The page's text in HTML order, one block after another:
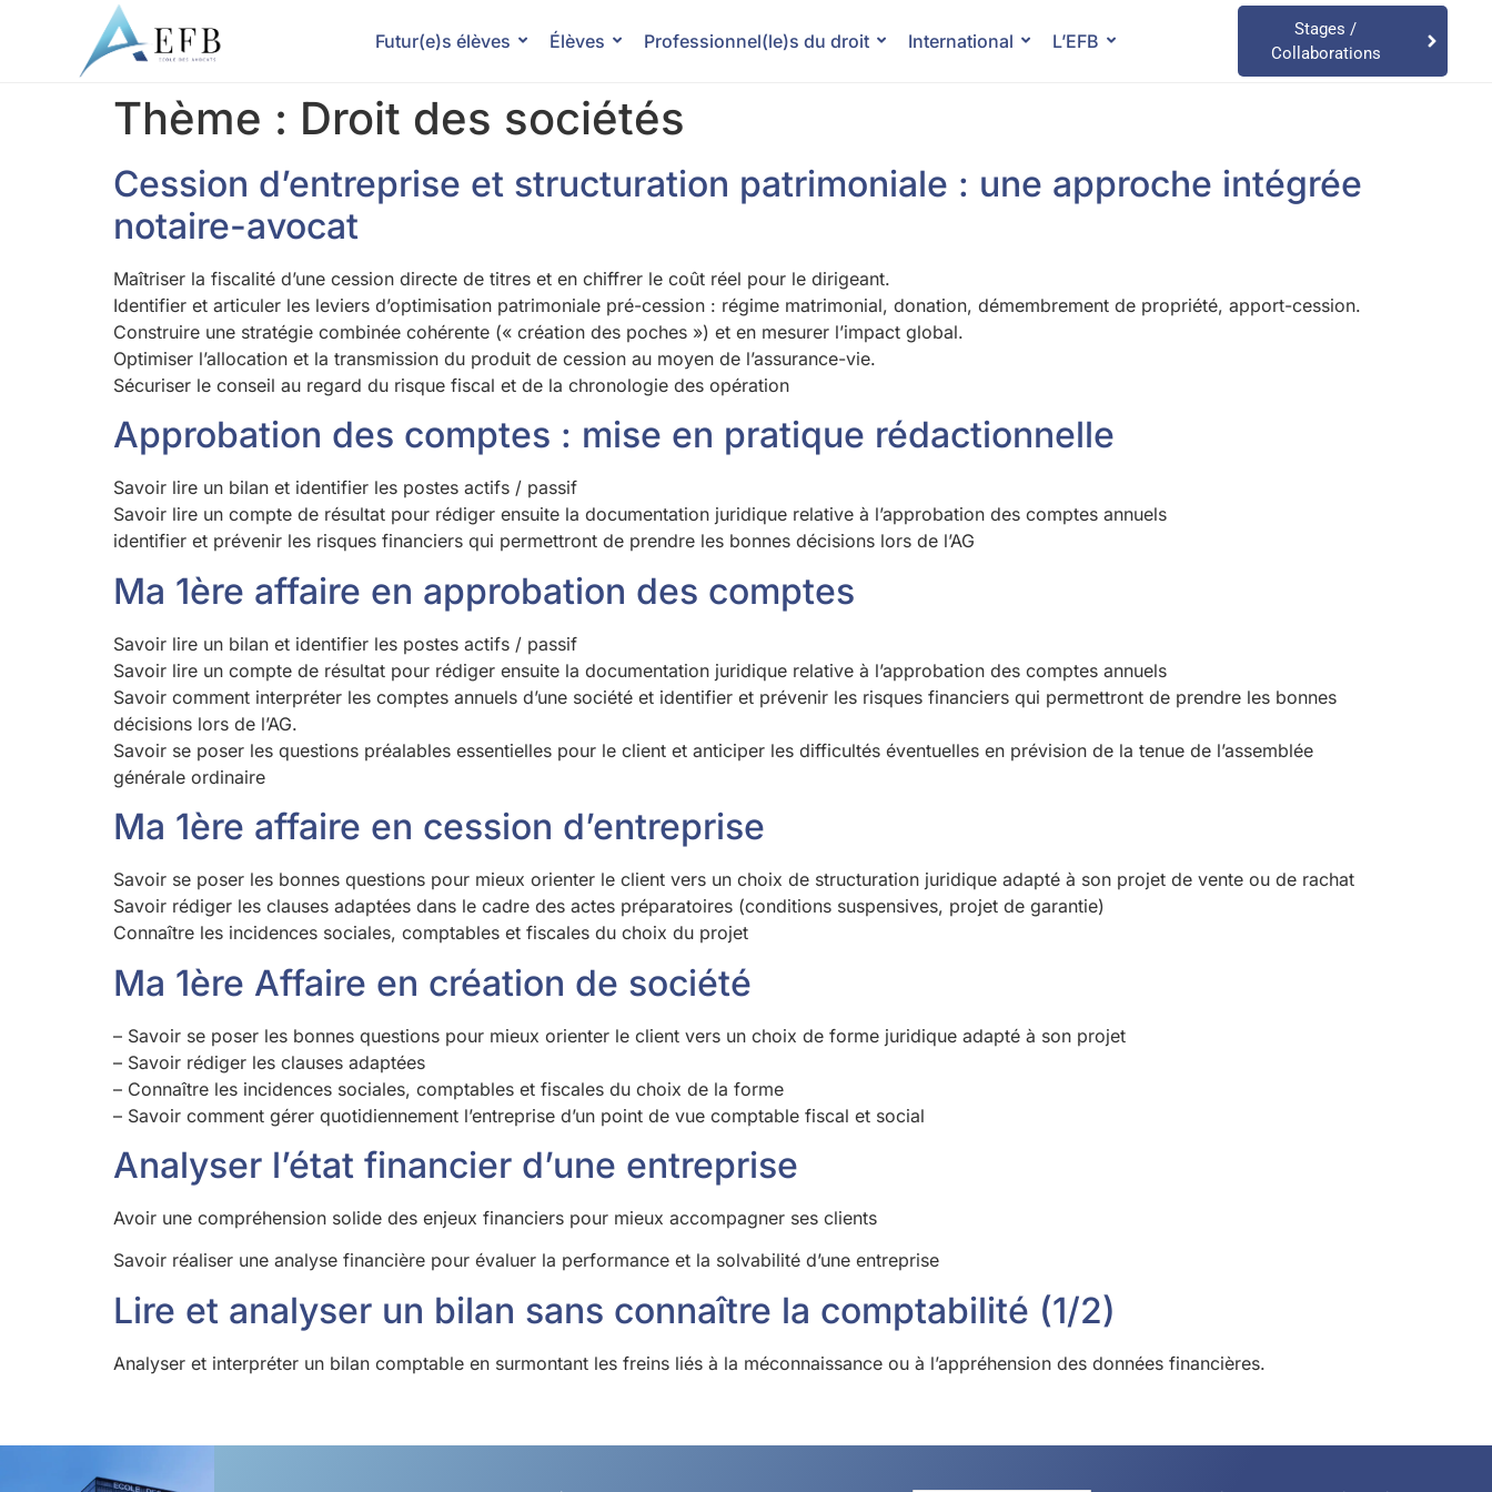
Futur(e)s élèves Élèves Professionnel(le)s du droit International L’EFB
Stages /
Collaborations
Thème : Droit des sociétés
Cession d’entreprise et structuration patrimoniale : une approche intégrée
notaire-avocat
Maîtriser la fiscalité d’une cession directe de titres et en chiffrer le coût réel pour le dirigeant.
Identifier et articuler les leviers d’optimisation patrimoniale pré-cession : régime matrimonial, donation, démembrement de propriété, apport-cession.
Construire une stratégie combinée cohérente (« création des poches ») et en mesurer l’impact global.
Optimiser l’allocation et la transmission du produit de cession au moyen de l’assurance-vie.
Sécuriser le conseil au regard du risque fiscal et de la chronologie des opération
Approbation des comptes : mise en pratique rédactionnelle
Savoir lire un bilan et identifier les postes actifs / passif
Savoir lire un compte de résultat pour rédiger ensuite la documentation juridique relative à l’approbation des comptes annuels
identifier et prévenir les risques financiers qui permettront de prendre les bonnes décisions lors de l’AG
Ma 1ère affaire en approbation des comptes
Savoir lire un bilan et identifier les postes actifs / passif
Savoir lire un compte de résultat pour rédiger ensuite la documentation juridique relative à l’approbation des comptes annuels
Savoir comment interpréter les comptes annuels d’une société et identifier et prévenir les risques financiers qui permettront de prendre les bonnes
décisions lors de l’AG.
Savoir se poser les questions préalables essentielles pour le client et anticiper les difficultés éventuelles en prévision de la tenue de l’assemblée
générale ordinaire
Ma 1ère affaire en cession d’entreprise
Savoir se poser les bonnes questions pour mieux orienter le client vers un choix de structuration juridique adapté à son projet de vente ou de rachat
Savoir rédiger les clauses adaptées dans le cadre des actes préparatoires (conditions suspensives, projet de garantie)
Connaître les incidences sociales, comptables et fiscales du choix du projet
Ma 1ère Affaire en création de société
– Savoir se poser les bonnes questions pour mieux orienter le client vers un choix de forme juridique adapté à son projet
– Savoir rédiger les clauses adaptées
– Connaître les incidences sociales, comptables et fiscales du choix de la forme
– Savoir comment gérer quotidiennement l’entreprise d’un point de vue comptable fiscal et social
Analyser l’état financier d’une entreprise
Avoir une compréhension solide des enjeux financiers pour mieux accompagner ses clients
Savoir réaliser une analyse financière pour évaluer la performance et la solvabilité d’une entreprise
Lire et analyser un bilan sans connaître la comptabilité (1/2)
Analyser et interpréter un bilan comptable en surmontant les freins liés à la méconnaissance ou à l’appréhension des données financières.